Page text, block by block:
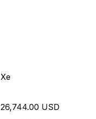
Xe
26,744.00 USD